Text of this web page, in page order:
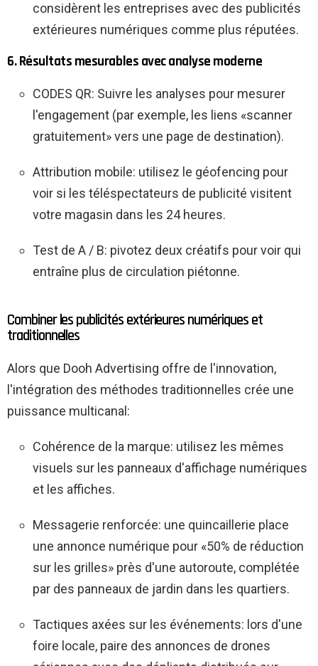
considèrent les entreprises avec des publicités
extérieures numériques comme plus réputées.
6. Résultats mesurables avec analyse moderne
CODES QR: Suivre les analyses pour mesurer
l'engagement (par exemple, les liens «scanner
gratuitement» vers une page de destination).
Attribution mobile: utilisez le géofencing pour
voir si les téléspectateurs de publicité visitent
votre magasin dans les 24 heures.
Test de A / B: pivotez deux créatifs pour voir qui
entraîne plus de circulation piétonne.
Combiner les publicités extérieures numériques et
traditionnelles
Alors que Dooh Advertising offre de l'innovation,
l'intégration des méthodes traditionnelles crée une
puissance multicanal:
Cohérence de la marque: utilisez les mêmes
visuels sur les panneaux d'affichage numériques
et les affiches.
Messagerie renforcée: une quincaillerie place
une annonce numérique pour «50% de réduction
sur les grilles» près d'une autoroute, complétée
par des panneaux de jardin dans les quartiers.
Tactiques axées sur les événements: lors d'une
foire locale, paire des annonces de drones